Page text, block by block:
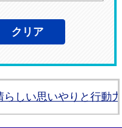
らしい思いやりと行動